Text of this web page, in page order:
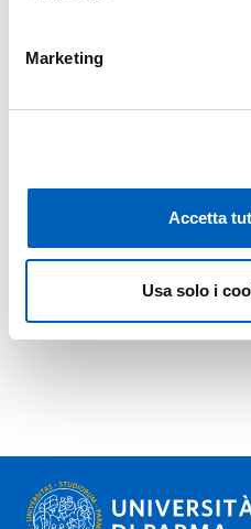
Marketing
Accetta
Usa solo i